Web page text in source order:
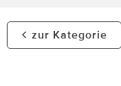
zur Kategorie